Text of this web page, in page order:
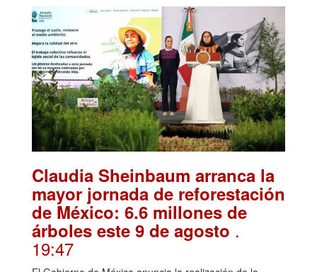
Claudia Sheinbaum arranca la
mayor jornada de reforestación
de México: 6.6 millones de
árboles este 9 de agosto .
19:47